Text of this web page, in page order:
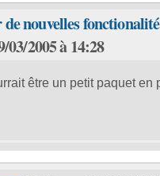
nouvelles
2005 à 14:28
être un petit paquet en